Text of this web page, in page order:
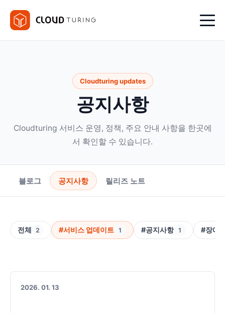
Cloudturing updates
공지사항
Cloudturing 서비스 운영, 정책, 주요 안내 사항을 한곳에
서 확인할 수 있습니다.
블로그 공지사항 릴리즈 노트
전체 2 #서비스 업데이트 1 #공지사항 1 #장애
2026. 01. 13